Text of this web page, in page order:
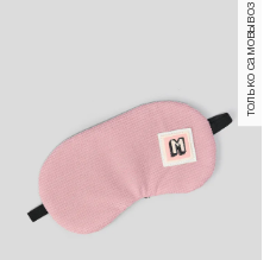
только самовывоз